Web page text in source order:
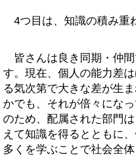
4つ目は、知識の積み重
皆さんは良き同期・仲
す。現在、個人の能力差
る気次第で大きな差が生
かでも、それが倍々にな
のため、配属された部門
えて知識を得るとともに
多くを学ぶことで社会全